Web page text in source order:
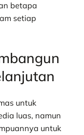
betapa
setiap
untuk
luas, namun
untuk